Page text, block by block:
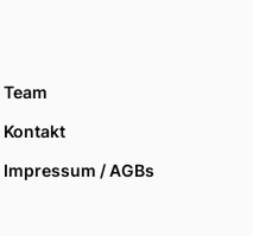
Team
Kontakt
Impressum / AGBs